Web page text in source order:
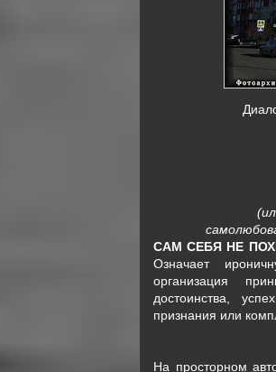
САМ СЕБЯ НЕ
Означает
организация
достоинства,
признания или
На просторном